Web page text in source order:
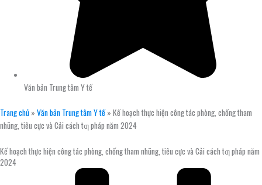
Văn bản Trung tâm Y tế
Trang chủ » Văn bản Trung tâm Y tế» Kế hoạch thực hiện công tác phòng, chống tham
nhũng, tiêu cực và Cải cách tƣ pháp năm 2024
Kế hoạch thực hiện công tác phòng, chống tham nhũng, tiêu cực và Cải cách tƣ pháp năm
2024